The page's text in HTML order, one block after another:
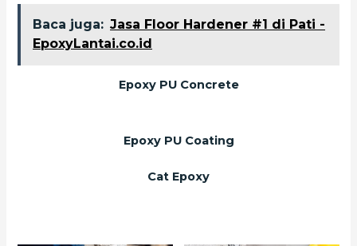
Baca juga: Jasa Floor Hardener #1 di Pati -
EpoxyLantai.co.id
Epoxy PU Concrete
Epoxy PU Coating
Cat Epoxy